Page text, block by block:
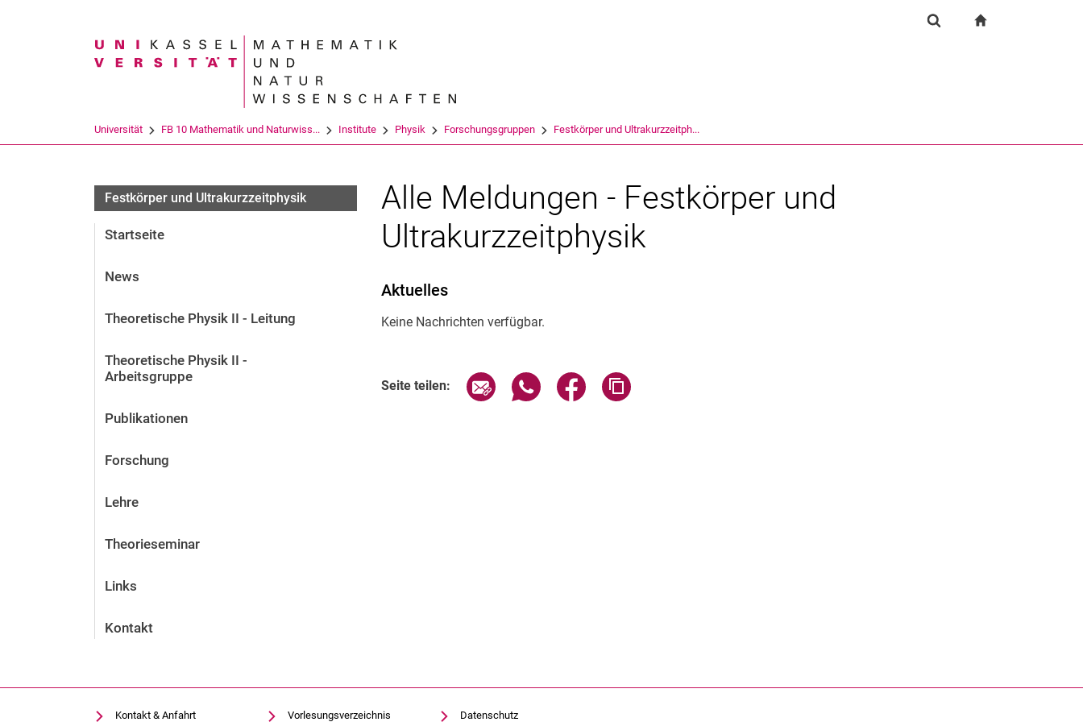
Suchbegriff
Universität FB 10 Mathematik und Naturwiss... Institute Physik Forschungsgruppen Festkörper und Ultrakurzzeitph...
Aktuelles und Veranstaltungen - Festkörper und Ultrakurzzeitphysik
Festkörper und Ultrakurzzeitphysik
Startseite
News
Theoretische Physik II - Leitung
Theoretische Physik II -
Arbeitsgruppe
Publikationen
Forschung
Lehre
Theorieseminar
Links
Kontakt
Alle Meldungen - Festkörper und
Ultrakurzzeitphysik
Aktuelles
Keine Nachrichten verfügbar.
Seite teilen: Seite über E-Mail teilen
Seite über WhatsApp teilen (externer Link, öffnet neues Fenster)
Seite über Facebook teilen (externer Link, öffnet neues Fenster)
Kontakt & Anfahrt Vorlesungsverzeichnis Datenschutz